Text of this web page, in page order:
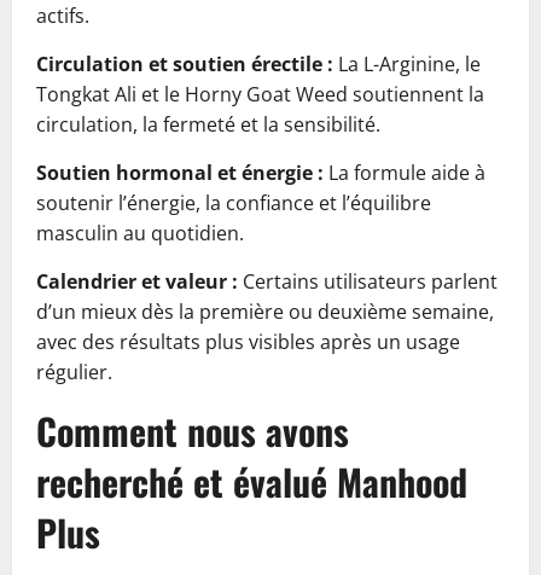
actifs.
Circulation et soutien érectile : La L-Arginine, le
Tongkat Ali et le Horny Goat Weed soutiennent la
circulation, la fermeté et la sensibilité.
Soutien hormonal et énergie : La formule aide à
soutenir l’énergie, la confiance et l’équilibre
masculin au quotidien.
Calendrier et valeur : Certains utilisateurs parlent
d’un mieux dès la première ou deuxième semaine,
avec des résultats plus visibles après un usage
régulier.
Comment nous avons
recherché et évalué Manhood
Plus